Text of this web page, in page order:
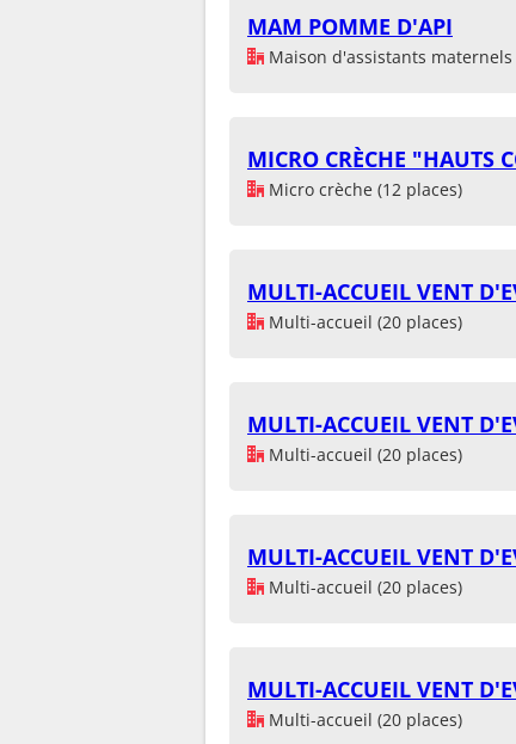
MAM POMME D'API
Maison d'assistants maternels
MICRO CRÈCHE "HAUTS
Micro crèche (12 places)
MULTI-ACCUEIL VENT
Multi-accueil (20 places)
MULTI-ACCUEIL VENT
Multi-accueil (20 places)
MULTI-ACCUEIL VENT
Multi-accueil (20 places)
MULTI-ACCUEIL VENT
Multi-accueil (20 places)